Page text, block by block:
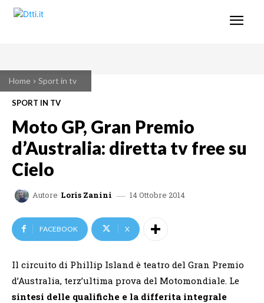
Home Sport in tv
SPORT IN TV
Moto GP, Gran Premio
d’Australia: diretta tv free su
Cielo
Autore Loris Zanini 14 Ottobre 2014
FACEBOOK X
Il circuito di Phillip Island è teatro del Gran Premio
d’Australia, terz’ultima prova del Motomondiale. Le
sintesi delle qualifiche e la differita integrale